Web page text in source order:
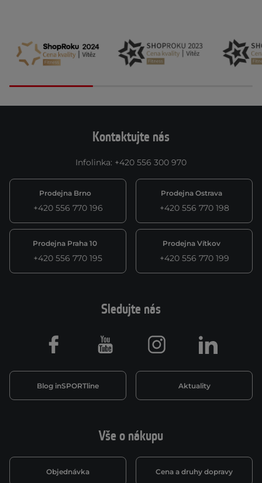
Kontaktujte nás
Infolinka: +420 556 300 970
Prodejna Brno
+420 556 770 196
Prodejna Ostrava
+420 556 770 198
Prodejna Praha 10
+420 556 770 195
Prodejna Vítkov
+420 556 770 199
Vše o nákupu
Objednávka Cena a druhy dopravy
Sledujte nás
Blog inSPORTline Aktuality
Facebook Youtube Instagram LinkedIn